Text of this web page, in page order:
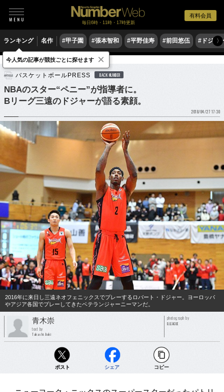
有料会員
毎日6時・11時・17時更新
ランキング 名作 #甲子園 #張本智和 #平野佳寿 #前田悠伍 #ドジャ
〉
バスケットボール Bリーグ
バスケットボールPRESS BACK NUMBER
NBAのスター“ペニー”が指導者に。
Bリーグ三遠のドジャーが語る素顔。
2018/04/27 17:30
2016年に来日し三遠ネオフェニックスでプレーするロバート・ドジャー。ヨーロッパ
やアジア各国でプレーしてきたベテランジャーニーマンだ。
青木崇
text by
Takashi Aoki
photograph by
B.LEAGUE
ポスト シェア コピー
今人気の記事が競技ごとに探せます ×